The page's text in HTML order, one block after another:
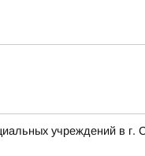
учреждений в г.